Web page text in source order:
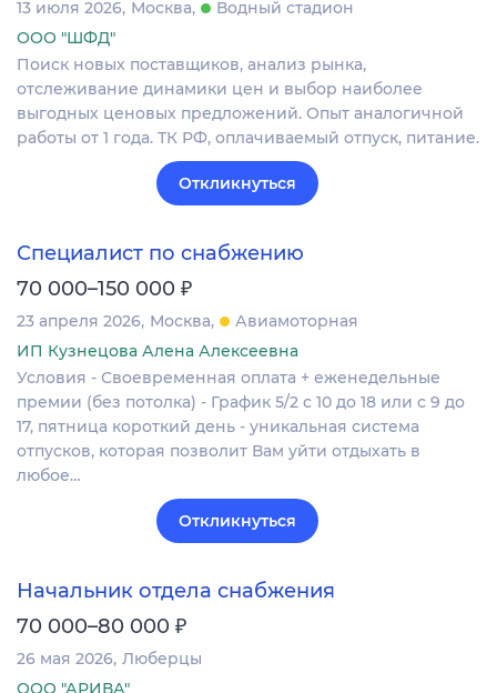
13 июля 2026 Москва
Водный стадион
ООО "ШФД"
Поиск новых поставщиков, анализ рынка,
отслеживание динамики цен и выбор наиболее
выгодных ценовых предложений. Опыт аналогичной
работы от 1 года. ТК РФ, оплачиваемый отпуск, питание.
Откликнуться
Специалист по снабжению
70 000–150 000 ₽
23 апреля 2026 Москва
Авиамоторная
ИП Кузнецова Алена Алексеевна
Условия - Своевременная оплата + еженедельные
премии (без потолка) - График 5/2 с 10 до 18 или с 9 до
17, пятница короткий день - уникальная система
отпусков, которая позволит Вам уйти отдыхать в
любое…
Откликнуться
Начальник отдела снабжения
70 000–80 000 ₽
26 мая 2026 Люберцы